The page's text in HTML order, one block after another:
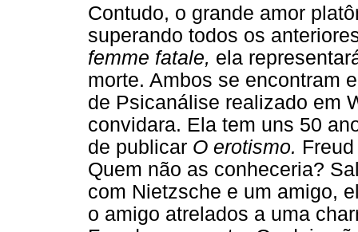
Contudo, o grande amor
superando todos os
femme fatale, ela
morte. Ambos se encontram
de Psicanálise realizado em
convidara. Ela tem uns 50
de publicar O erotismo.
Quem não as conheceria?
com Nietzsche e um amigo,
o amigo atrelados a uma